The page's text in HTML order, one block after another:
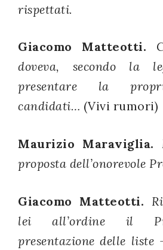
rispettati.
Giacomo Matteotti.
doveva, secondo la
presentare la
candidati… (Vivi rumori)
Maurizio Maraviglia.
proposta dell’onorevole
Giacomo Matteotti.
lei all’ordine il
presentazione delle liste